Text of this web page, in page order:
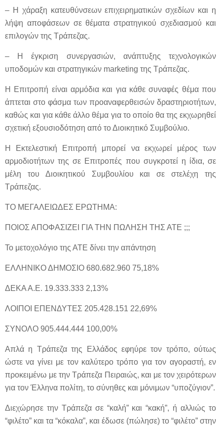
– Η χάραξη κατευθύνσεων επιχειρηματικών σχεδίων και η
λήψη αποφάσεων σε θέματα στρατηγικού σχεδιασμού και
επιλογών της Τράπεζας.
– Η έγκριση συνεργασιών, ανάπτυξης τεχνολογικών
υποδομών και στρατηγικών marketing της Τράπεζας.
Η Επιτροπή είναι αρμόδια και για κάθε συναφές θέμα που
άπτεται στο φάσμα των προαναφερθεισών δραστηριοτήτων,
καθώς και για κάθε άλλο θέμα για το οποίο θα της εκχωρηθεί
σχετική εξουσιοδότηση από το Διοικητικό Συμβούλιο.
Η Εκτελεστική Επιτροπή μπορεί να εκχωρεί μέρος των
αρμοδιοτήτων της σε Επιτροπές που συγκροτεί η ίδια, σε
μέλη του Διοικητικού Συμβουλίου και σε στελέχη της
Τράπεζας.
ΤΟ ΜΕΓΑΛΕΙΩΔΕΣ ΕΡΩΤΗΜΑ:
ΠΟΙΟΣ ΑΠΟΦΑΣΙΖΕΙ ΓΙΑ ΤΗΝ ΠΩΛΗΣΗ ΤΗΣ ΑΤΕ ;;;
Το μετοχολόγιο της ΑΤΕ δίνει την απάντηση
ΕΛΛΗΝΙΚΟ ΔΗΜΟΣΙΟ 680.682.960 75,18%
ΔΕΚΑ Α.Ε. 19.333.333 2,13%
ΛΟΙΠΟΙ ΕΠΕΝΔΥΤΕΣ 205.428.151 22,69%
ΣΥΝΟΛΟ 905.444.444 100,00%
Απλά η Τράπεζα της Ελλάδος εφηύρε τον τρόπο, ούτως
ώστε να γίνει με τον καλύτερο τρόπο για τον αγοραστή, εν
προκειμένω με την Τράπεζα Πειραιώς, και με τον χειρότερων
για τον Έλληνα πολίτη, το σύνηθες και μόνιμων “υποζύγιον”.
Διεχώρησε την Τράπεζα σε “καλή” και “κακή”, ή αλλιώς το
“φιλέτο” και τα “κόκαλα”, και έδωσε (πώλησε) το “φιλέτο” στην